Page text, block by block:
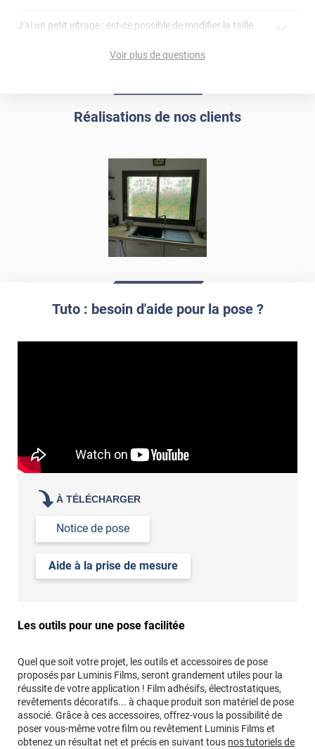
Réalisations de nos clients
J'ai un petit vitrage : est-ce possible de modifier la taille
impression personnalisée
Voir plus de questions
Tuto : besoin d'aide pour la pose ?
À TÉLÉCHARGER
Notice de pose
Aide à la prise de mesure
Les outils pour une pose facilitée
Quel que soit votre projet, les outils et accessoires de pose
proposés par Luminis Films, seront grandement utiles pour la
réussite de votre application ! Film adhésifs, électrostatiques,
revêtements décoratifs... à chaque produit son matériel de pose
associé. Grâce à ces accessoires, offrez-vous la possibilité de
poser vous-même votre film ou revêtement Luminis Films et
obtenez un résultat net et précis en suivant tous nos tutoriels de